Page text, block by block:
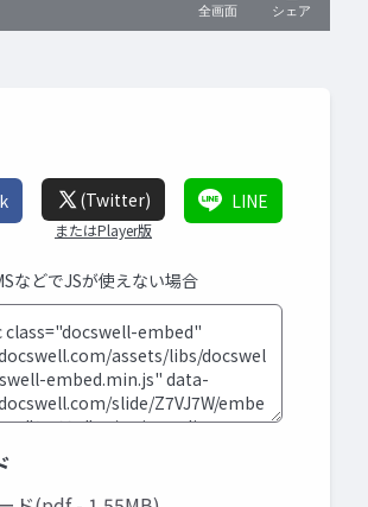
(Twitter)
またはPlayer版
LINE
などでJSが使えない場合